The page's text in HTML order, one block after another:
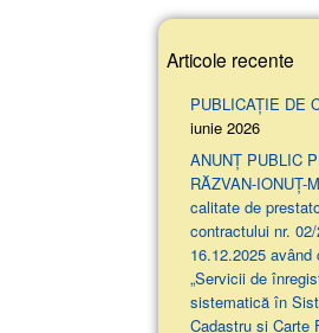
Articole recente
PUBLICAȚIE DE
iunie 2026
ANUNŢ PUBLIC
RĂZVAN-IONUȚ-
calitate de
contractului nr.
16.12.2025 având
„Servicii de
sistematică în
Cadastru și Carte